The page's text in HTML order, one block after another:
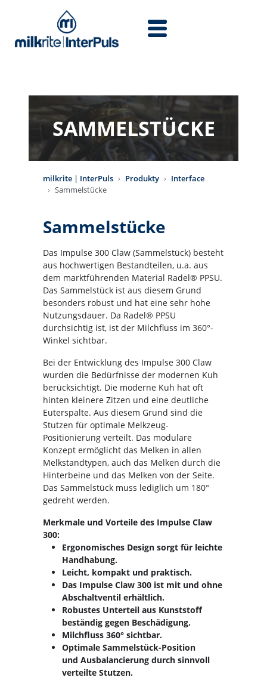
SAMMELSTÜCKE
milkrite | InterPuls Produkty
Interface
Sammelstücke
Sammelstücke
Das Impulse 300 Claw (Sammelstück) besteht
aus hochwertigen Bestandteilen, u.a. aus
dem marktführenden Material Radel® PPSU.
Das Sammelstück ist aus diesem Grund
besonders robust und hat eine sehr hohe
Nutzungsdauer. Da Radel® PPSU
durchsichtig ist, ist der Milchfluss im 360°-
Winkel sichtbar.
Bei der Entwicklung des Impulse 300 Claw
wurden die Bedürfnisse der modernen Kuh
berücksichtigt. Die moderne Kuh hat oft
hinten kleinere Zitzen und eine deutliche
Euterspalte. Aus diesem Grund sind die
Stutzen für optimale Melkzeug-
Positionierung verteilt. Das modulare
Konzept ermöglicht das Melken in allen
Melkstandtypen, auch das Melken durch die
Hinterbeine und das Melken von der Seite.
Das Sammelstück muss lediglich um 180°
gedreht werden.
Merkmale und Vorteile des Impulse Claw
300:
Ergonomisches Design sorgt für leichte
Handhabung.
Leicht, kompakt und praktisch.
Das Impulse Claw 300 ist mit und ohne
Abschaltventil erhältlich.
Robustes Unterteil aus Kunststoff
beständig gegen Beschädigung.
Milchfluss 360° sichtbar.
Optimale Sammelstück-Position
und Ausbalancierung durch sinnvoll
verteilte Stutzen.